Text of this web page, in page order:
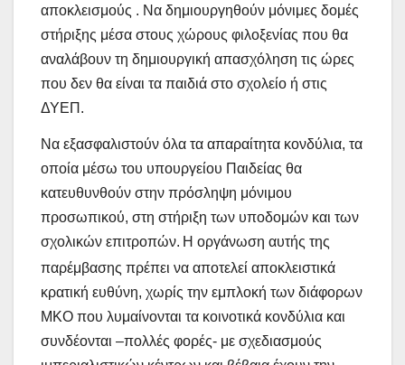
αποκλεισμούς . Να δημιουργηθούν μόνιμες δομές
στήριξης μέσα στους χώρους φιλοξενίας που θα
αναλάβουν τη δημιουργική απασχόληση τις ώρες
που δεν θα είναι τα παιδιά στο σχολείο ή στις
ΔΥΕΠ.
Να εξασφαλιστούν όλα τα απαραίτητα κονδύλια, τα
οποία μέσω του υπουργείου Παιδείας θα
κατευθυνθούν στην πρόσληψη μόνιμου
προσωπικού, στη στήριξη των υποδομών και των
σχολικών επιτροπών. Η οργάνωση αυτής της
παρέμβασης πρέπει να αποτελεί αποκλειστικά
κρατική ευθύνη, χωρίς την εμπλοκή των διάφορων
ΜΚΟ που λυμαίνονται τα κοινοτικά κονδύλια και
συνδέονται –πολλές φορές- με σχεδιασμούς